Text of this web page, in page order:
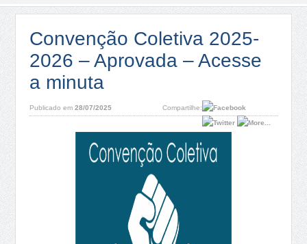
Convenção Coletiva 2025-
2026 – Aprovada – Acesse
a minuta
Publicado em28/07/2025 Compartilhe: